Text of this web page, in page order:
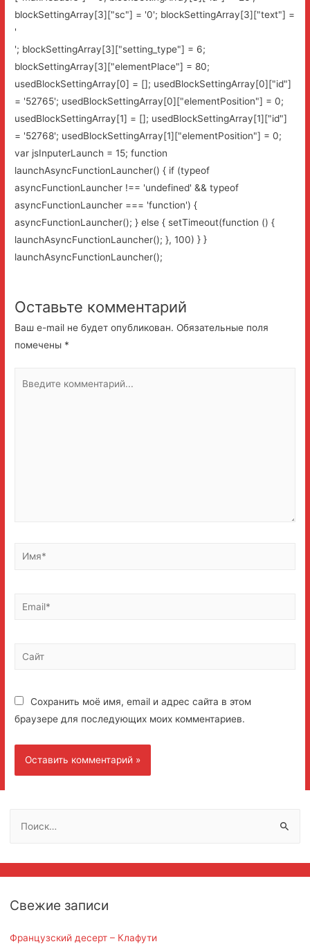
blockSettingArray[3]["sc"] = '0'; blockSettingArray[3]["text"] =
'
'; blockSettingArray[3]["setting_type"] = 6;
blockSettingArray[3]["elementPlace"] = 80;
usedBlockSettingArray[0] = []; usedBlockSettingArray[0]["id"]
= '52765'; usedBlockSettingArray[0]["elementPosition"] = 0;
usedBlockSettingArray[1] = []; usedBlockSettingArray[1]["id"]
= '52768'; usedBlockSettingArray[1]["elementPosition"] = 0;
var jsInputerLaunch = 15; function
launchAsyncFunctionLauncher() { if (typeof
asyncFunctionLauncher !== 'undefined' && typeof
asyncFunctionLauncher === 'function') {
asyncFunctionLauncher(); } else { setTimeout(function () {
launchAsyncFunctionLauncher(); }, 100) } }
launchAsyncFunctionLauncher();
Оставьте комментарий
Ваш e-mail не будет опубликован. Обязательные поля
помечены *
Имя*
Email*
Сайт
Сохранить моё имя, email и адрес сайта в этом
браузере для последующих моих комментариев.
:Свежие записи
Французский десерт – Клафути